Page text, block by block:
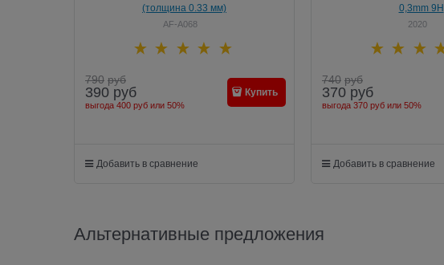
(толщина 0.33 мм)
AF-A068
790 руб
390 руб
выгода 400 руб или 50%
Купить
Добавить в сравнение
0,3mm 9H
2020
740 руб
370 руб
выгода 370 руб или 50%
Добавить в сравнение
Альтернативные предложения